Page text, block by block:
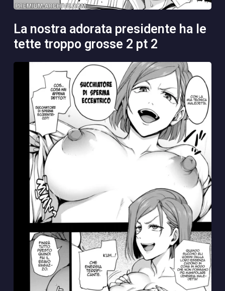
la nostra adorata presidente ha le
tette troppo grosse 2 pt 2